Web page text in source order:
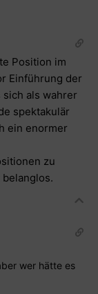
Position im
Einführung der
als wahrer
spektakulär
ein enormer
zu
wer hätte es